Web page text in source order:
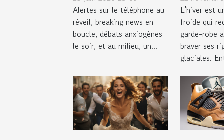
Enquête sur le
lien actu-santé
Alertes sur le téléphone au
réveil, breaking news en
boucle, débats anxiogènes
le soir, et au milieu, un...
l'hiver ?
L'hiver est
froide qui
garde-robe
braver ses
glaciales.